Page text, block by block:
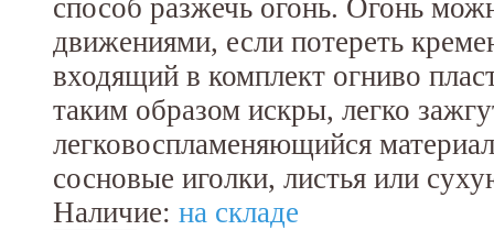
способ разжечь огонь. Огонь
движениями, если потереть
входящий в комплект огниво
таким образом искры, легко
легковоспламеняющийся
сосновые иголки, листья или
Наличие: на складе